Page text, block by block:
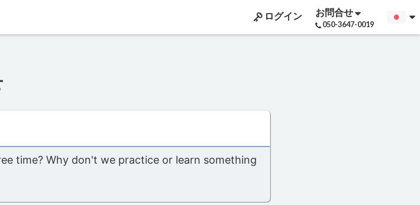
ログイン お問合せ
050-3647-0019
time? Why don't we practice or learn something